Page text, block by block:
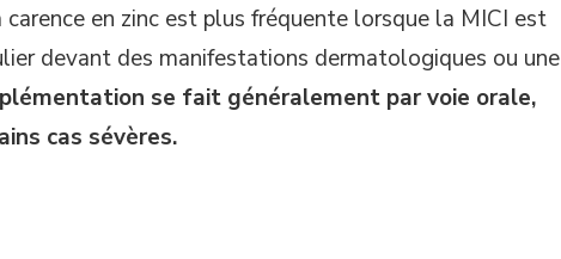
en zinc est plus fréquente lorsque la MICI est
devant des manifestations dermatologiques ou une
se fait généralement par voie orale,
cas sévères.